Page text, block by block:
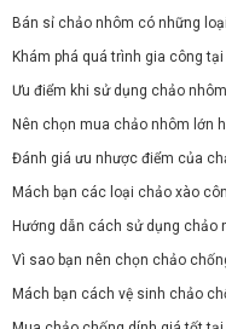
Bán sỉ chảo nhôm có những
Khám phá quá trình gia công
Ưu điểm khi sử dụng chảo
Nên chọn mua chảo nhôm lớn
Đánh giá ưu nhược điểm của
Mách bạn các loại chảo xào
Hướng dẫn cách sử dụng chảo
Vì sao bạn nên chọn chảo
Mách bạn cách vệ sinh chảo